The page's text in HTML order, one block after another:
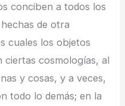
conciben a todos los
de otra
cuales los objetos
cosmologías, al
y cosas, y a veces,
todo lo demás; en la